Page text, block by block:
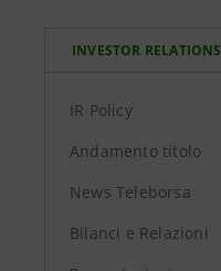
INVESTOR RELATIONS
IR Policy
Andamento titolo
News Teleborsa
Bilanci e Relazioni